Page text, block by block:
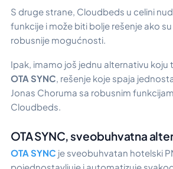
S druge strane, Cloudbeds u celini
funkcije i može biti bolje rešenje ako
robusnije mogućnosti.
Ipak, imamo još jednu alternativu koju
OTA SYNC , rešenje koje spaja
Jonas Choruma sa robusnim
Cloudbeds.
OTA SYNC, sveobuhvatna
OTA SYNC je sveobuhvatan hotelski